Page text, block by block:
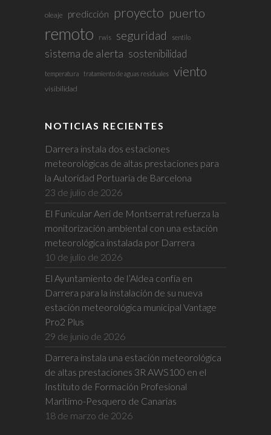
oleaje predicción proyecto puerto
remoto rwis seguridad sentilo
sistema de alerta sostenibilidad
temperatura tratamiento de aguas residuales viento
visibilidad
NOTICIAS RECIENTES
Darrera instala dos estaciones
meteorológicas de altas prestaciones para
la Autoridad Portuaria de Barcelona
23 de julio de 2026
El Funicular Aeri de Montserrat refuerza la
monitorización ambiental con una estación
meteorológica instalada por Darrera
10 de julio de 2026
El Ayuntamiento de l’Aldea confía en
Darrera para la instalación de su nueva
estación meteorológica municipal Vantage
Pro2 Plus
29 de junio de 2026
Darrera instala una estación meteorológica
de altas prestaciones 3R AWS100 en el
Instituto de Formación Profesional
Marítimo-Pesquero de Canarias
18 de marzo de 2026